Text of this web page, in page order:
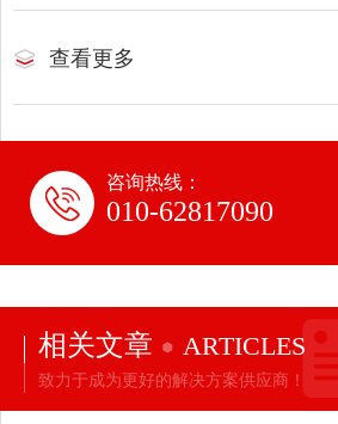
查看更多
咨询热线：
010-62817090
相关文章 ARTICLES
致力于成为更好的解决方案供应商！